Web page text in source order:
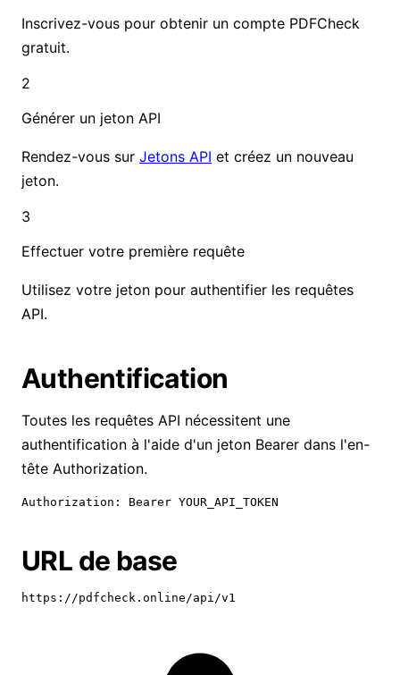
Inscrivez-vous pour obtenir un compte PDFCheck
gratuit.
2
Générer un jeton API
Rendez-vous sur Jetons API et créez un nouveau
jeton.
3
Effectuer votre première requête
Utilisez votre jeton pour authentifier les requêtes
API.
Authentification
Toutes les requêtes API nécessitent une
authentification à l'aide d'un jeton Bearer dans l'en-
tête Authorization.
Authorization: Bearer YOUR_API_TOKEN
URL de base
https://pdfcheck.online/api/v1